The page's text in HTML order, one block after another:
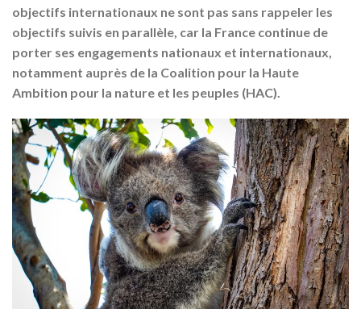
objectifs internationaux ne sont pas sans rappeler les
objectifs suivis en parallèle, car la France continue de
porter ses engagements nationaux et internationaux,
notamment auprès de la Coalition pour la Haute
Ambition pour la nature et les peuples (HAC).